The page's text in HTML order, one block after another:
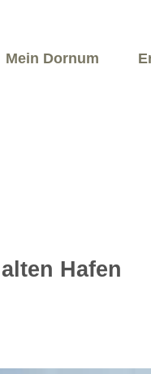
Mein Dornum
Hafen